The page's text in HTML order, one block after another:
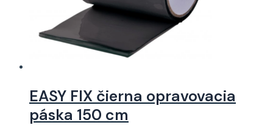
EASY FIX čierna opravovacia
páska 150 cm